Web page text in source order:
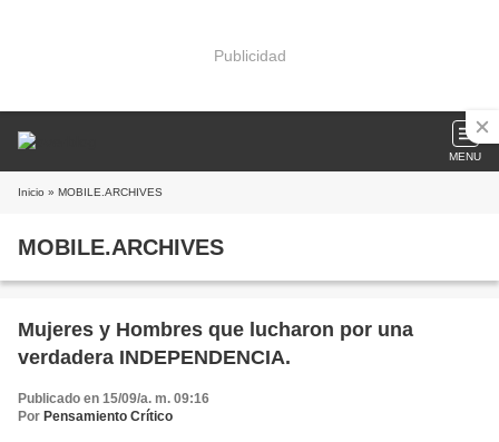
Publicidad
MENU
Inicio » MOBILE.ARCHIVES
MOBILE.ARCHIVES
Mujeres y Hombres que lucharon por una
verdadera INDEPENDENCIA.
Publicado en 15/09/a. m. 09:16
Por Pensamiento Crítico